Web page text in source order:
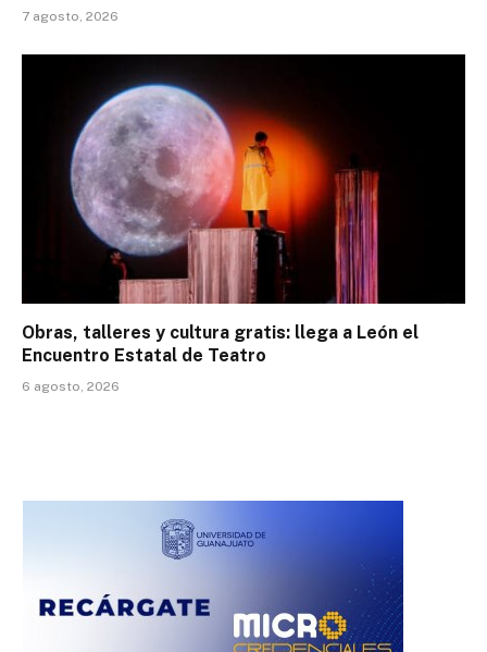
7 agosto, 2026
Obras, talleres y cultura gratis: llega a León el
Encuentro Estatal de Teatro
6 agosto, 2026